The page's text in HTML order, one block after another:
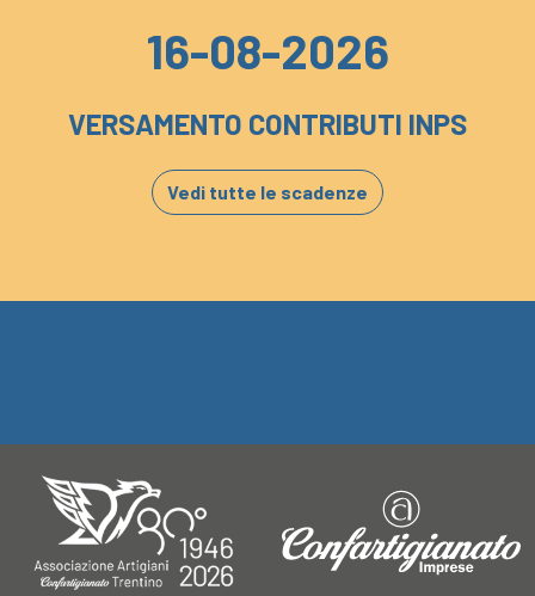
16-08-2026
VERSAMENTO CONTRIBUTI INPS
Vedi tutte le scadenze